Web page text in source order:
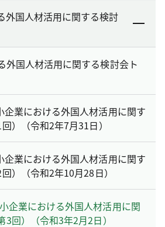
外国人材活用に関する検討
外国人材活用に関する検討会ト
企業における外国人材活用に関す
）（令和2年7月31日）
企業における外国人材活用に関す
）（令和2年10月28日）
企業における外国人材活用に関
3回）（令和3年2月2日）